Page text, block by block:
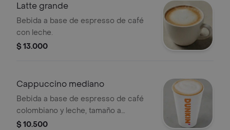
Latte grande
Bebida a base de espresso de café
con leche.
$ 13.000
Cappuccino mediano
Bebida a base de espresso de café
colombiano y leche, tamaño a
elección.
$ 10.500